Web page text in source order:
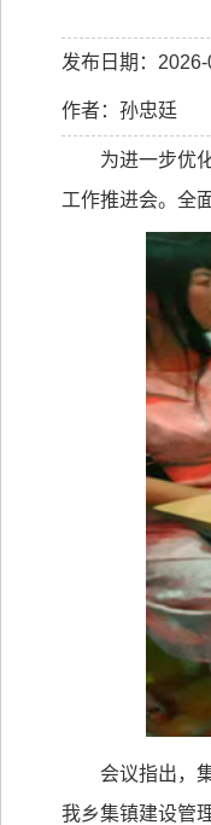
发布日期：
作者：孙忠廷
为进一步优
工作推进会。全
会议指出，
我乡集镇建设管